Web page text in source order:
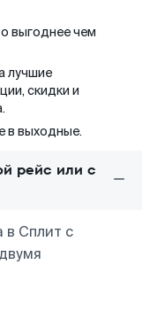
выгоднее чем
лучшие
скидки и
в выходные.
рейс или с
в Сплит с